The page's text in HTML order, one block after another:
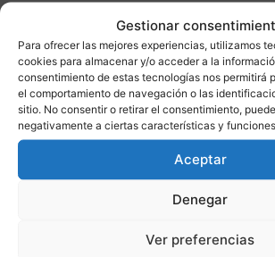
Gestionar
Para ofrecer las mejores experiencias, utilizamos
cookies para almacenar y/o acceder a la
consentimiento de estas tecnologías nos permitirá
el comportamiento de navegación o las
sitio. No consentir o retirar el consentimiento,
negativamente a ciertas características y
Aceptar
Denegar
Ver preferencias
Además, plataformas como
industriales pueden ayudarte a
objetivo.
4. Aprovecha el marketing de
Las ferias, eventos y reuniones
herramientas poderosas en el
embargo, combinarlas con estrategias
puede maximizar su efectividad.